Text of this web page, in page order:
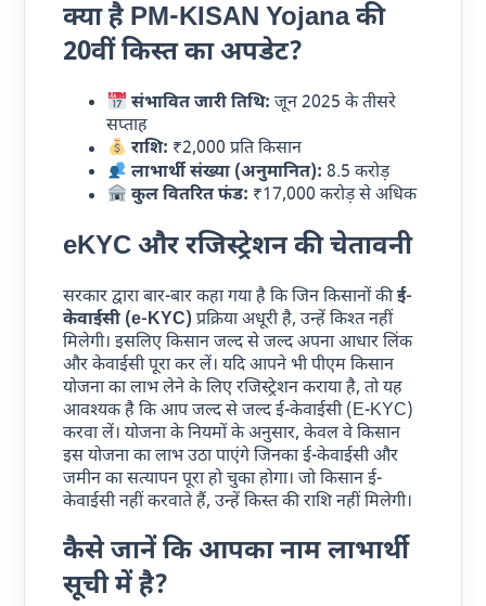
क्या है PM-KISAN Yojanaकी
20वीं किस्त का अपडेट?
संभावित जारी तिथि: जून 2025 के तीसरे
सप्ताह
राशि: ₹2,000 प्रति किसान
लाभार्थी संख्या (अनुमानित): 8.5 करोड़
कुल वितरित फंड: ₹17,000 करोड़ से अधिक
eKYC और रजिस्ट्रेशन की चेतावनी
सरकार द्वारा बार-बार कहा गया है कि जिन किसानों कीई-
केवाईसी (e-KYC) प्रक्रिया अधूरी है, उन्हें किश्त नहीं
मिलेगी। इसलिए किसान जल्द से जल्द अपना आधार लिंक
और केवाईसी पूरा कर लें। यदि आपने भी पीएम किसान
योजना का लाभ लेने के लिए रजिस्ट्रेशन कराया है, तो यह
आवश्यक है कि आप जल्द से जल्द ई-केवाईसी (E-KYC)
करवा लें। योजना के नियमों के अनुसार, केवल वे किसान
इस योजना का लाभ उठा पाएंगे जिनका ई-केवाईसी और
जमीन का सत्यापन पूरा हो चुका होगा। जो किसान ई-
केवाईसी नहीं करवाते हैं, उन्हें किस्त की राशि नहीं मिलेगी।
कैसे जानें कि आपका नाम लाभार्थी
सूची में है?